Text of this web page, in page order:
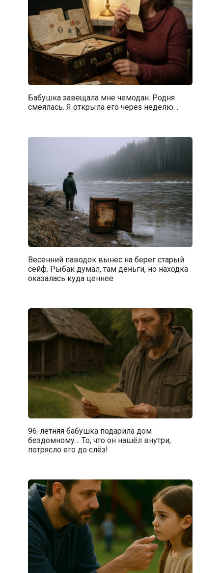
Бабушка завещала мне чемодан. Родня
смеялась. Я открыла его через неделю…
Весенний паводок вынес на берег старый
сейф. Рыбак думал, там деньги, но находка
оказалась куда ценнее
96-летняя бабушка подарила дом
бездомному… То, что он нашёл внутри,
потрясло его до слёз!